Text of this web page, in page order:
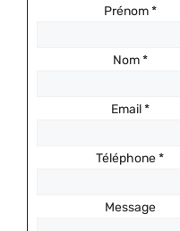
Prénom*
Nom*
Email*
Téléphone*
Message